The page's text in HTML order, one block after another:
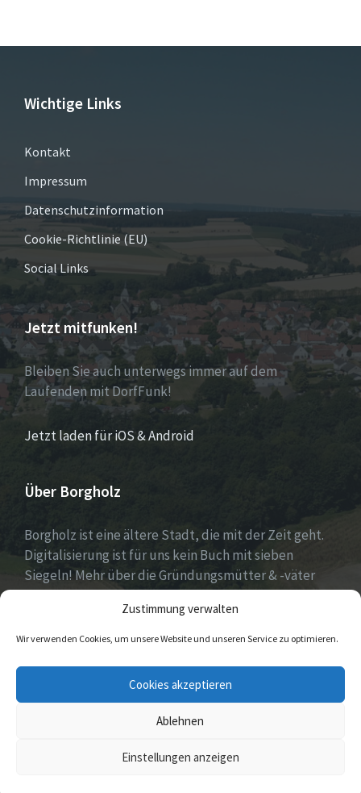
Zustimmung verwalten
Wir verwenden Cookies, um unsere Website und unseren Service zu optimieren.
Cookies akzeptieren
Ablehnen
Einstellungen anzeigen
Wichtige Links
Kontakt
Impressum
Datenschutzinformation
Cookie-Richtlinie (EU)
Social Links
Jetzt mitfunken!
Bleiben Sie auch unterwegs immer auf dem
Laufenden mit DorfFunk!
Jetzt laden für iOS & Android
Über Borgholz
Borgholz ist eine ältere Stadt, die mit der Zeit geht.
Digitalisierung ist für uns kein Buch mit sieben
Siegeln! Mehr über die Gründungsmütter & -väter
gibt es unterDorfwerkstattund
https://www.digitale-doerfer.de!